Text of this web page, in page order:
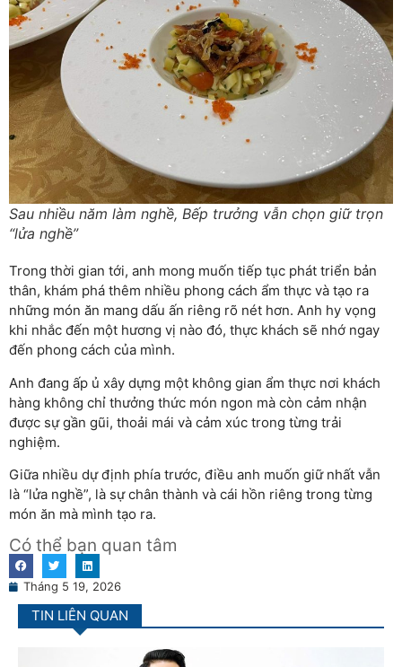
Sau nhiều năm làm nghề, Bếp trưởng vẫn chọn giữ trọn
“lửa nghề”
Trong thời gian tới, anh mong muốn tiếp tục phát triển bản
thân, khám phá thêm nhiều phong cách ẩm thực và tạo ra
những món ăn mang dấu ấn riêng rõ nét hơn. Anh hy vọng
khi nhắc đến một hương vị nào đó, thực khách sẽ nhớ ngay
đến phong cách của mình.
Anh đang ấp ủ xây dựng một không gian ẩm thực nơi khách
hàng không chỉ thưởng thức món ngon mà còn cảm nhận
được sự gần gũi, thoải mái và cảm xúc trong từng trải
nghiệm.
Giữa nhiều dự định phía trước, điều anh muốn giữ nhất vẫn
là “lửa nghề”, là sự chân thành và cái hồn riêng trong từng
món ăn mà mình tạo ra.
Có thể bạn quan tâm
Tháng 5 19, 2026
TIN LIÊN QUAN